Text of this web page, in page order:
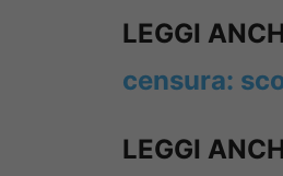
LEGGI
censura:
LEGGI